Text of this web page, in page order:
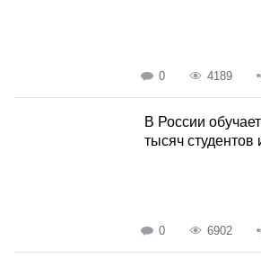
0 4189
В России
тысяч студентов
0 6902